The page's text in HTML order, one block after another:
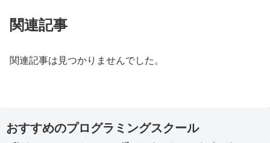
関連記事
関連記事は見つかりませんでした。
おすすめのプログラミングスクール